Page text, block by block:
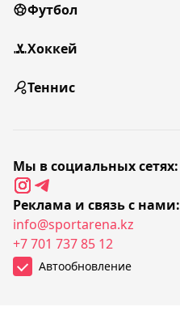
Футбол
Хоккей
Теннис
Мы в социальных сетях:
Реклама и связь с нами:
info@sportarena.kz
+7 701 737 85 12
Автообновление